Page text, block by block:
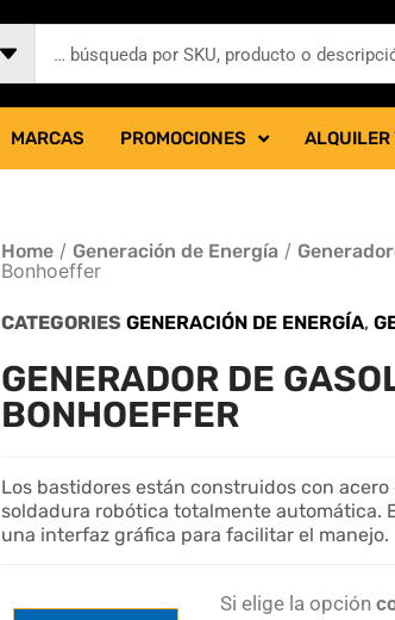
MARCAS PROMOCIONES ALQUILER
Home/ Generación de Energía /
Bonhoeffer
CATEGORIES GENERACIÓN DE ENERGÍA,
GENERADOR DE
BONHOEFFER
Los bastidores están construidos con
soldadura robótica totalmente automática.
una interfaz gráfica para facilitar el manejo.
Si elige la opción